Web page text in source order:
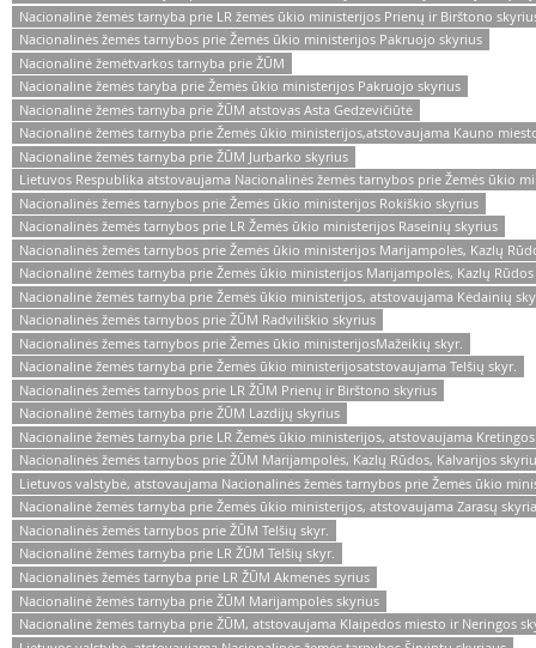
Nacionalinė žemės tarnyba prie LR žemės ūkio ministerijos Prienų ir Birštono
Nacionalinės žemės tarnybos prie Žemės ūkio ministerijos Pakruojo skyrius
Nacionalinė žemėtvarkos tarnyba prie ŽŪM
Nacionalinė žemės taryba prie Žemės ūkio ministerijos Pakruojo skyrius
Nacionalinė žemės tarnyba prie ŽŪM atstovas Asta Gedzevičiūtė
Nacionalinė žemės tarnyba prie Žemės ūkio ministerijos,atstovaujama Kauno
Nacionalinė žemės tarnyba prie ŽŪM Jurbarko skyrius
Lietuvos Respublika atstovaujama Nacionalinės žemės tarnybos prie Žemės ūkio
Nacionalinės žemės tarnybos prie Žemės ūkio ministerijos Rokiškio skyrius
Nacionalinės žemės tarnybos prie LR Žemės ūkio ministerijos Raseinių skyrius
Nacionalinės žemės tarnybos prie Žemės ūkio ministerijos Marijampolės, Kazlų
Nacionalinė žemės tarnyba prie Žemės ūkio ministerijos Marijampolės, Kazlų
Nacionalinė žemės tarnyba prie Žemės ūkio ministerijos, atstovaujama Kėdainių
Nacionalinės žemės tarnybos prie ŽŪM Radviliškio skyrius
Nacionalinės žemės tarnybos prie Žemės ūkio ministerijosMažeikių skyr.
Nacionalinė žemės tarnyba prie Žemės ūkio ministerijosatstovaujama Telšių skyr.
Nacionalinės žemės tarnybos prie LR ŽŪM Prienų ir Birštono skyrius
Nacionalinė žemės tarnyba prie ŽŪM Lazdijų skyrius
Nacionalinė žemės tarnyba prie LR Žemės ūkio ministerijos, atstovaujama
Nacionalinės žemės tarnybos prie ŽŪM Marijampolės, Kazlų Rūdos, Kalvarijos
Lietuvos valstybė, atstovaujama Nacionalinės žemės tarnybos prie Žemės ūkio
Nacionalinė žemės tarnyba prie Žemės ūkio ministerijos, atstovaujama Zarasų
Nacionalinės žemės tarnybos prie ŽŪM Telšių skyr.
Nacionalinė žemės tarnyba prie LR ŽŪM Telšių skyr.
Nacionalinės žemės tarnyba prie LR ŽŪM Akmenės syrius
Nacionalinė žemės tarnyba prie ŽŪM Marijampolės skyrius
Nacionalinė žemės tarnyba prie ŽŪM, atstovaujama Klaipėdos miesto ir Neringos